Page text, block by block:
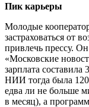
Пик карьеры
Молодые
застраховаться от
привлечь прессу.
«Московские
зарплата составила
НИИ тогда была 120
едва ли не больше
в месяц), а